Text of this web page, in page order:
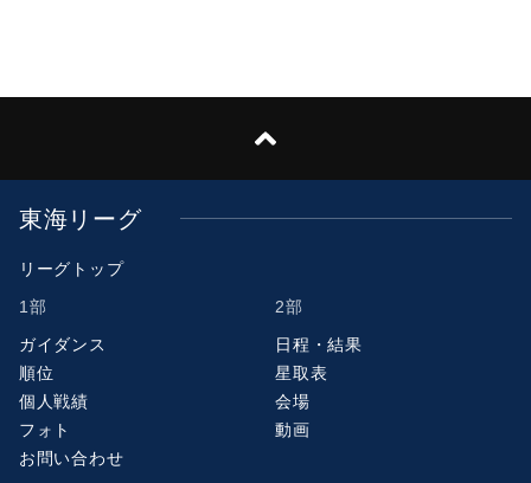
東海リーグ
リーグトップ
1部
2部
ガイダンス
日程・結果
順位
星取表
個人戦績
会場
フォト
動画
お問い合わせ